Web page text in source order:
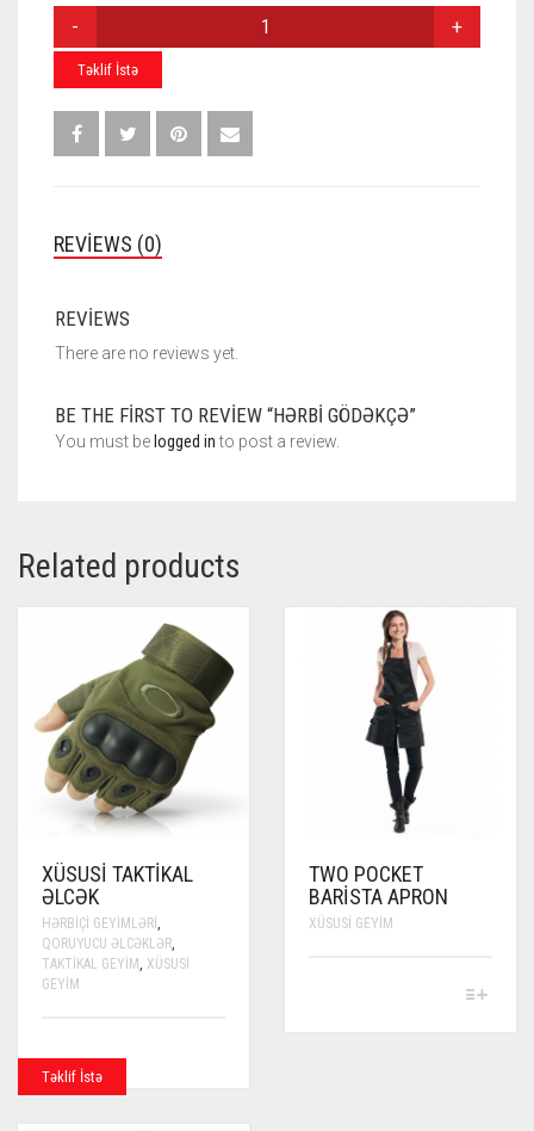
QUANTITY
Təklif İstə
REVIEWS (0)
REVIEWS
There are no reviews yet.
BE THE FIRST TO REVIEW “HƏRBI GÖDƏKÇƏ”
You must belogged into post a review.
Related products
XÜSUSI TAKTIKAL
ƏLCƏK
HƏRBIÇI GEYIMLƏRI,
QORUYUCU ƏLCƏKLƏR,
TAKTIKAL GEYIM, XÜSUSI
GEYIM
Təklif İstə
TWO POCKET
BARISTA APRON
XÜSUSI GEYIM